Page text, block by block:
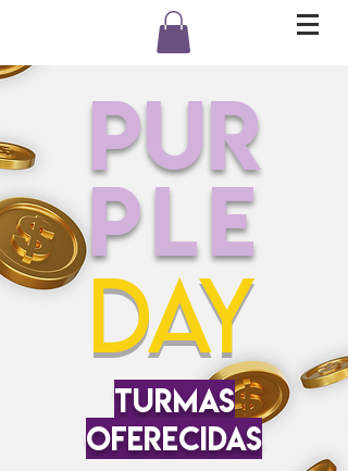
PUR
PLE
DAY
turmas
oferecidas